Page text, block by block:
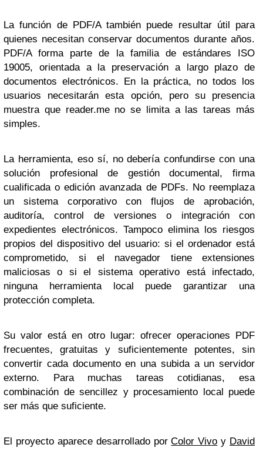
La función de PDF/A también puede resultar útil para
quienes necesitan conservar documentos durante años.
PDF/A forma parte de la familia de estándares ISO
19005, orientada a la preservación a largo plazo de
documentos electrónicos. En la práctica, no todos los
usuarios necesitarán esta opción, pero su presencia
muestra que reader.me no se limita a las tareas más
simples.
La herramienta, eso sí, no debería confundirse con una
solución profesional de gestión documental, firma
cualificada o edición avanzada de PDFs. No reemplaza
un sistema corporativo con flujos de aprobación,
auditoría, control de versiones o integración con
expedientes electrónicos. Tampoco elimina los riesgos
propios del dispositivo del usuario: si el ordenador está
comprometido, si el navegador tiene extensiones
maliciosas o si el sistema operativo está infectado,
ninguna herramienta local puede garantizar una
protección completa.
Su valor está en otro lugar: ofrecer operaciones PDF
frecuentes, gratuitas y suficientemente potentes, sin
convertir cada documento en una subida a un servidor
externo. Para muchas tareas cotidianas, esa
combinación de sencillez y procesamiento local puede
ser más que suficiente.
El proyecto aparece desarrollado porColor Vivo y David